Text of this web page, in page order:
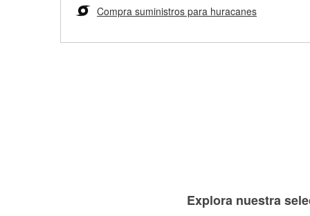
Compra suministros para huracanes
Explora nuestra